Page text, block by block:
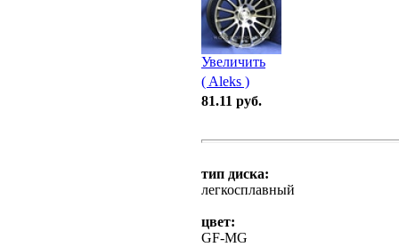
Увеличить
( Aleks )
81.11 руб.
тип диска:
легкосплавный
цвет:
GF-MG